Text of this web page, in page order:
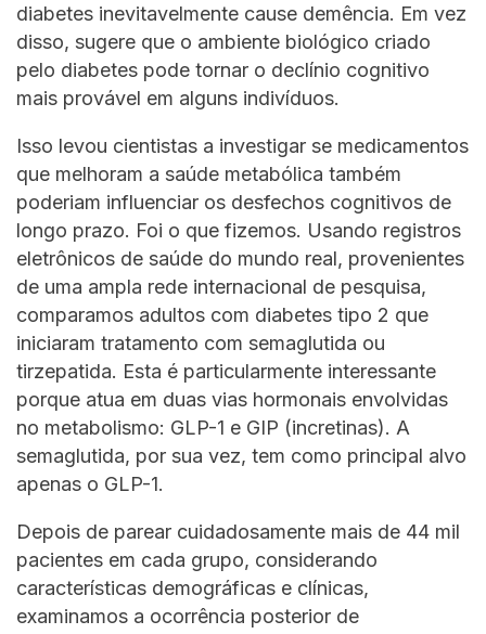
diabetes inevitavelmente cause demência. Em vez
disso, sugere que o ambiente biológico criado
pelo diabetes pode tornar o declínio cognitivo
mais provável em alguns indivíduos.
Isso levou cientistas a investigar se medicamentos
que melhoram a saúde metabólica também
poderiam influenciar os desfechos cognitivos de
longo prazo. Foi o que fizemos. Usando registros
eletrônicos de saúde do mundo real, provenientes
de uma ampla rede internacional de pesquisa,
comparamos adultos com diabetes tipo 2 que
iniciaram tratamento com semaglutida ou
tirzepatida. Esta é particularmente interessante
porque atua em duas vias hormonais envolvidas
no metabolismo: GLP-1 e GIP (incretinas). A
semaglutida, por sua vez, tem como principal alvo
apenas o GLP-1.
Depois de parear cuidadosamente mais de 44 mil
pacientes em cada grupo, considerando
características demográficas e clínicas,
examinamos a ocorrência posterior de